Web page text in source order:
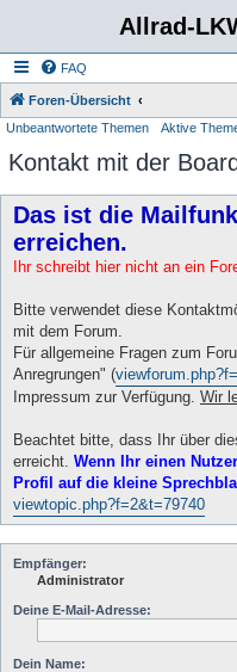
Allrad-
FAQ
Foren-Übersicht
Unbeantwortete Themen Aktive
Kontakt mit der
Das ist die
erreichen.
Ihr schreibt hier nicht an ein
Bitte verwendet diese
mit dem Forum.
Für allgemeine Fragen zum
Anregrungen" (
Impressum zur Verfügung. Wir
Beachtet bitte, dass Ihr über
erreicht. Wenn Ihr einen
Profil auf die kleine
viewtopic.php?f=2&t=79740
Empfänger:
Administrator
Deine E-Mail-Adresse:
Dein Name: